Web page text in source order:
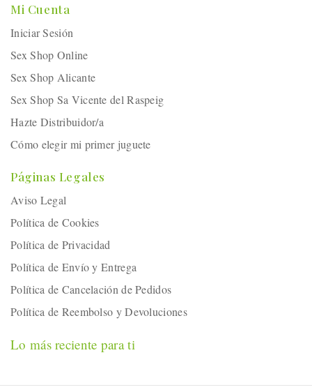
Mi Cuenta
Iniciar Sesión
Sex Shop Online
Sex Shop Alicante
Sex Shop Sa Vicente del Raspeig
Hazte Distribuidor/a
Cómo elegir mi primer juguete
Páginas Legales
Aviso Legal
Política de Cookies
Política de Privacidad
Política de Envío y Entrega
Política de Cancelación de Pedidos
Política de Reembolso y Devoluciones
Lo más reciente para ti